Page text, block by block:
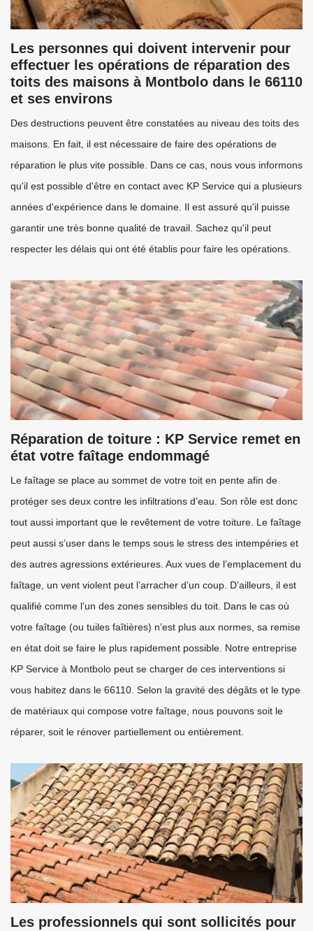
Les personnes qui doivent intervenir pour
effectuer les opérations de réparation des
toits des maisons à Montbolo dans le 66110
et ses environs
Des destructions peuvent être constatées au niveau des toits des
maisons. En fait, il est nécessaire de faire des opérations de
réparation le plus vite possible. Dans ce cas, nous vous informons
qu'il est possible d'être en contact avec KP Service qui a plusieurs
années d'expérience dans le domaine. Il est assuré qu'il puisse
garantir une très bonne qualité de travail. Sachez qu'il peut
respecter les délais qui ont été établis pour faire les opérations.
Réparation de toiture : KP Service remet en
état votre faîtage endommagé
Le faîtage se place au sommet de votre toit en pente afin de
protéger ses deux contre les infiltrations d’eau. Son rôle est donc
tout aussi important que le revêtement de votre toiture. Le faîtage
peut aussi s’user dans le temps sous le stress des intempéries et
des autres agressions extérieures. Aux vues de l’emplacement du
faîtage, un vent violent peut l’arracher d’un coup. D’ailleurs, il est
qualifié comme l’un des zones sensibles du toit. Dans le cas où
votre faîtage (ou tuiles faîtières) n’est plus aux normes, sa remise
en état doit se faire le plus rapidement possible. Notre entreprise
KP Service à Montbolo peut se charger de ces interventions si
vous habitez dans le 66110. Selon la gravité des dégâts et le type
de matériaux qui compose votre faîtage, nous pouvons soit le
réparer, soit le rénover partiellement ou entièrement.
Les professionnels qui sont sollicités pour